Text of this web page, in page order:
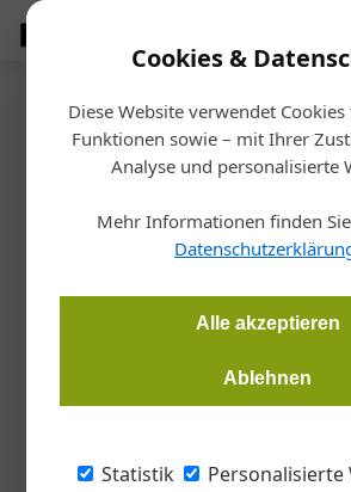
Cookies &
Diese Website verwendet
Funktionen sowie – mit Ihrer
Analyse und personalisierte
Mehr Informationen finden
Alle akzeptieren
Ablehnen
Statistik
Personalisierte
Startseite/Allgemein
Auszeichnung
Dachzubehör-
gehört zu den
Im Rahmen der Österreichischen
Besten der Branche 2026“